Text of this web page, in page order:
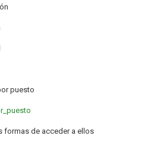
puesto
formas de acceder a ellos